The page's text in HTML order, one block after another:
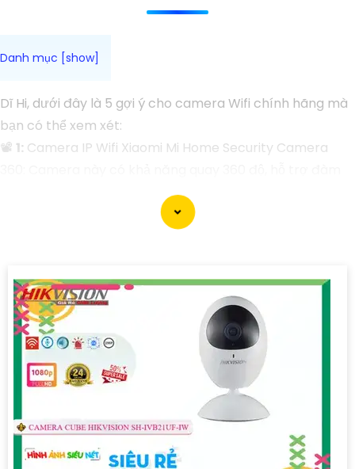
Dĩ Hi, dưới đây là 5 gợi ý cho camera Wifi chính hãng mà
bạn có thể xem xét:
📽 1: Camera IP Wifi Xiaomi Mi Home Security Camera
thoại 2 chiều và có chất lượng hình ảnh Full HD.
Camera IP Wifi Imou Ranger Pro Outdoor: Đây là một
》《3:Camera IP Wifi TP-Link Tapo C200: Camera này
có giá cả phải chăng và cung cấp chất lượng hình ảnh
1080p, hỗ trợ ghi đè đè và lưu trữ dữ liệu trên thẻ nhớ.
Camera IP Wifi Ezviz C6T: Camera này có khả năng
xoay 340 độ, chất lượng hình ảnh 1080p, đè và hỗ trợ
đàm thoại 2 chiều.
5:
Camera IP Wifi Yoosee 3 chuẩn: Một lựa chọn phổ
biến với chất lượng hình ảnh HD, khả năng xoay 355 độ
và đè.